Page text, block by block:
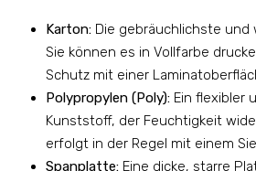
Karton: Die gebräuchlichste und
Sie können es in Vollfarbe
Schutz mit einer
Polypropylen (Poly): Ein flexibler
Kunststoff, der Feuchtigkeit
erfolgt in der Regel mit einem
Spanplatte: Eine dicke, starre